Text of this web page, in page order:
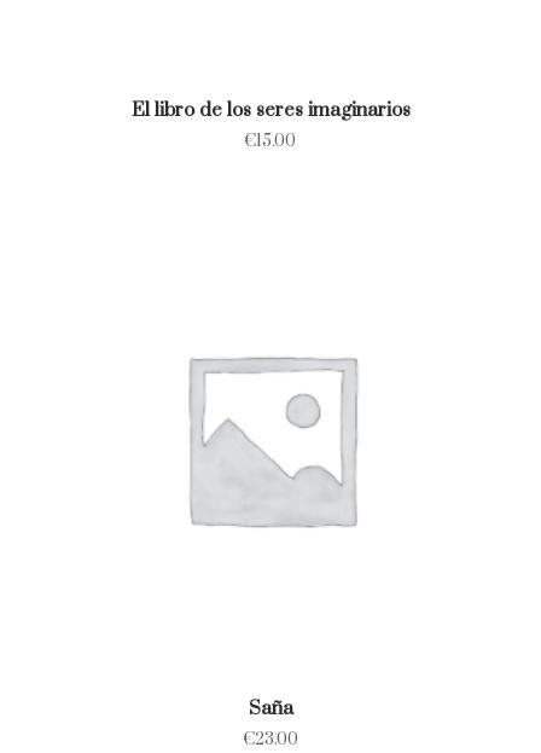
El libro de los seres imaginarios
€15.00
Saña
€23.00